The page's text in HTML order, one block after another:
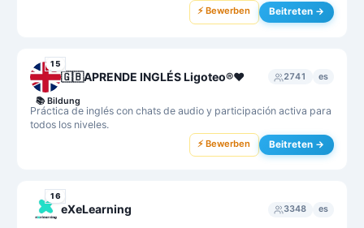
⚡ Bewerben Beitreten →
15
🇬🇧APRENDE INGLÉS Ligoteo®️❤️ 2741 es
Práctica de inglés con chats de audio y participación activa para
todos los niveles.
📚 Bildung
⚡ Bewerben Beitreten →
16
eXeLearning 3348 es